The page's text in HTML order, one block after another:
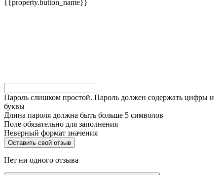
{{property.button_name}}
Пароль слишком простой. Пароль должен содержать цифры и
буквы
Длина пароля должна быть больше 5 символов
Поле обязательно для заполнения
Неверный формат значения
Нет ни одного отзыва